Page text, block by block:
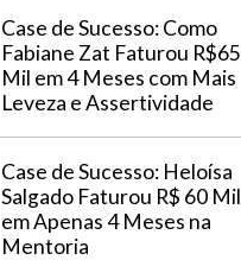
Case de Sucesso: Como
Fabiane Zat Faturou R$65
Mil em 4 Meses com Mais
Leveza e Assertividade
Case de Sucesso: Heloísa
Salgado Faturou R$ 60 Mil
em Apenas 4 Meses na
Mentoria